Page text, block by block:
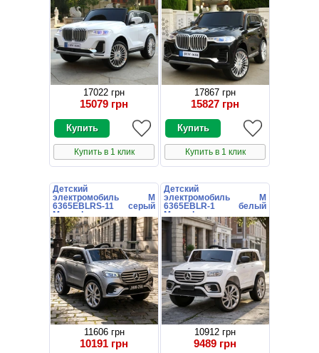
17022 грн
15079 грн
Купить в 1 клик
17867 грн
15827 грн
Купить в 1 клик
Детский
электромобиль M
6365EBLRS-11 серый
Mercedes с мягким
сиденьем
11606 грн
10191 грн
Детский
электромобиль M
6365EBLR-1 белый
Mercedes с мягким
сиденьем
10912 грн
9489 грн